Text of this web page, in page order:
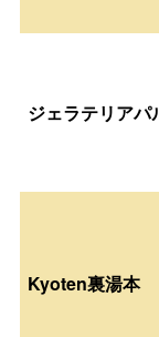
ジェラテリアパ
Kyoten裏湯本